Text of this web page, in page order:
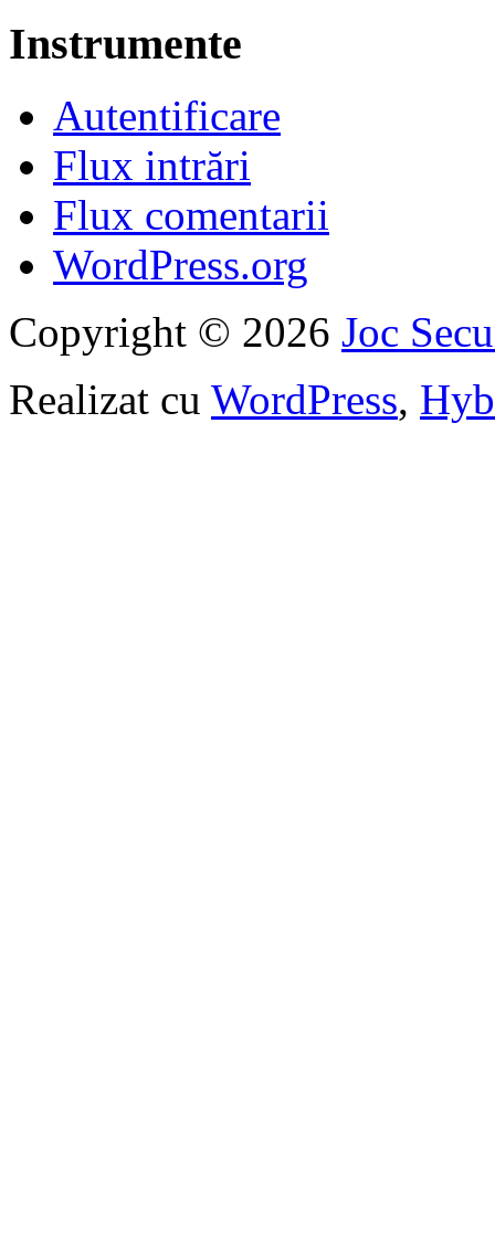
Instrumente
Autentificare
Flux intrări
Flux comentarii
WordPress.org
Copyright © 2026 Joc
Realizat cu WordPress,